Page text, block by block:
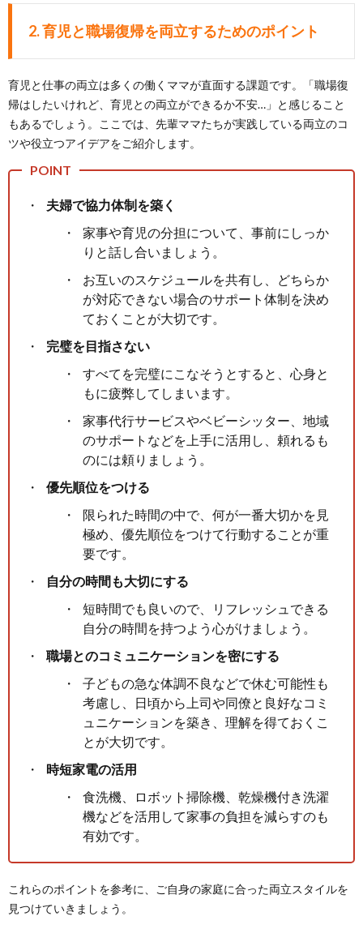
2. 育児と職場復帰を両立するためのポイント
育児と仕事の両立は多くの働くママが直面する課題です。「職場復
帰はしたいけれど、育児との両立ができるか不安…」と感じること
もあるでしょう。ここでは、先輩ママたちが実践している両立のコ
ツや役立つアイデアをご紹介します。
夫婦で協力体制を築く
家事や育児の分担について、事前にしっか
りと話し合いましょう。
お互いのスケジュールを共有し、どちらか
が対応できない場合のサポート体制を決め
ておくことが大切です。
完璧を目指さない
すべてを完璧にこなそうとすると、心身と
もに疲弊してしまいます。
家事代行サービスやベビーシッター、地域
のサポートなどを上手に活用し、頼れるも
のには頼りましょう。
優先順位をつける
限られた時間の中で、何が一番大切かを見
極め、優先順位をつけて行動することが重
要です。
自分の時間も大切にする
短時間でも良いので、リフレッシュできる
自分の時間を持つよう心がけましょう。
職場とのコミュニケーションを密にする
子どもの急な体調不良などで休む可能性も
考慮し、日頃から上司や同僚と良好なコミ
ュニケーションを築き、理解を得ておくこ
とが大切です。
時短家電の活用
食洗機、ロボット掃除機、乾燥機付き洗濯
機などを活用して家事の負担を減らすのも
有効です。
これらのポイントを参考に、ご自身の家庭に合った両立スタイルを
見つけていきましょう。